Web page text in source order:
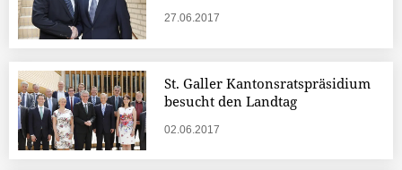
27.06.2017
St. Galler Kantonsratspräsidium
besucht den Landtag
02.06.2017